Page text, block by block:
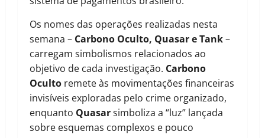
Os nomes das operações realizadas nesta
semana – Carbono Oculto, Quasar e Tank–
carregam simbolismos relacionados ao
objetivo de cada investigação. Carbono
Oculto remete às movimentações financeiras
invisíveis exploradas pelo crime organizado,
enquanto Quasarsimboliza a “luz” lançada
sobre esquemas complexos e pouco